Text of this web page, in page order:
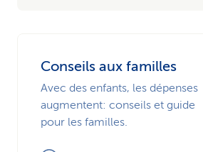
Conseils aux familles
Avec des enfants, les dépenses
augmentent: conseils et guide
pour les familles.